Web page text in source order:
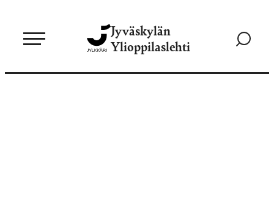
sisältöön
Jyväskylän
Ylioppilaslehti
Siirry